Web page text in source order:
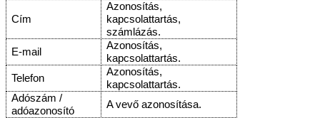
Cím
Azonosítás,
kapcsolattartás,
számlázás.
E-mail
Azonosítás,
kapcsolattartás.
Telefon
Azonosítás,
kapcsolattartás.
Adószám /
adóazonosító
A vevő azonosítása.